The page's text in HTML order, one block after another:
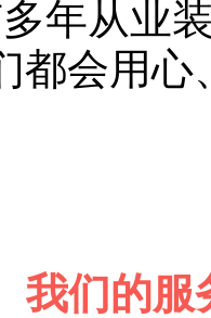
年从业
都会用心
我们的